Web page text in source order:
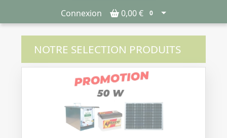
Connexion 0,00 € 0
NOTRE SELECTION PRODUITS